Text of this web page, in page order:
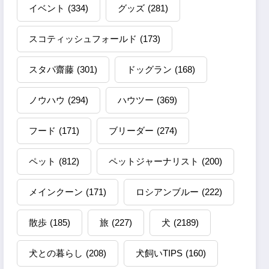
イベント (334) グッズ (281)
スコティッシュフォールド (173)
スタパ齋藤 (301) ドッグラン (168)
ノウハウ (294) ハウツー (369)
フード (171) ブリーダー (274)
ペット (812) ペットジャーナリスト (200)
メインクーン (171) ロシアンブルー (222)
散歩 (185) 旅 (227) 犬 (2189)
犬との暮らし (208) 犬飼いTIPS (160)